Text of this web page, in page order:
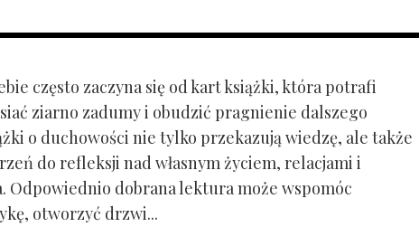
często zaczyna się od kart książki, która potrafi
ziarno zadumy i obudzić pragnienie dalszego
o duchowości nie tylko przekazują wiedzę, ale także
do refleksji nad własnym życiem, relacjami i
Odpowiednio dobrana lektura może wspomóc
otworzyć drzwi...